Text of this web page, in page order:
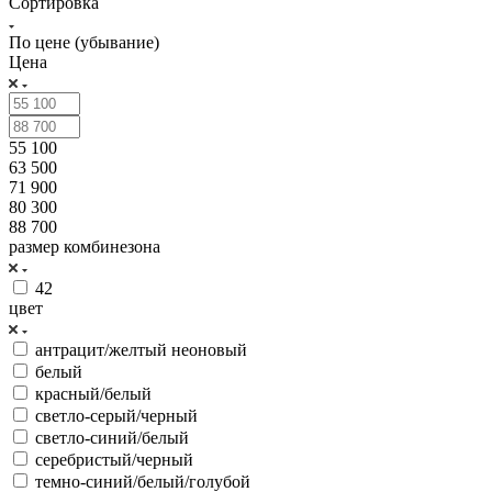
По цене (убывание)
Цена
55 100
63 500
71 900
80 300
88 700
размер комбинезона
42
цвет
антрацит/желтый неоновый
белый
красный/белый
светло-серый/черный
светло-синий/белый
серебристый/черный
темно-синий/белый/голубой